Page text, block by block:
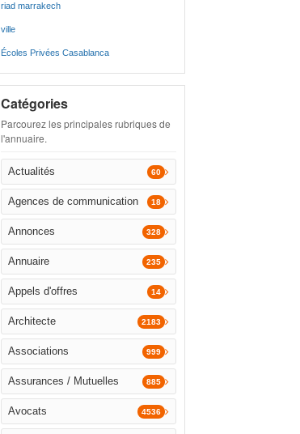
riad marrakech
ville
Écoles Privées Casablanca
Catégories
Parcourez les principales rubriques de
l'annuaire.
Actualités 60
Agences de communication 18
Annonces 328
Annuaire 235
Appels d'offres 14
Architecte 2183
Associations 999
Assurances / Mutuelles 885
Avocats 4536